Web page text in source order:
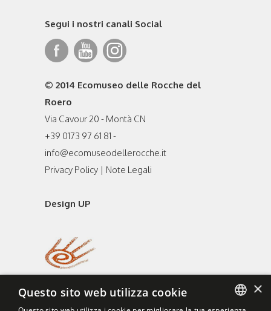
Segui i nostri canali Social
© 2014 Ecomuseo delle Rocche del
Roero
Via Cavour 20 - Montà CN
+39 0173 97 61 81 -
info@ecomuseodellerocche.it
Privacy Policy | Note Legali
Design UP
×
Questo sito web utilizza cookie